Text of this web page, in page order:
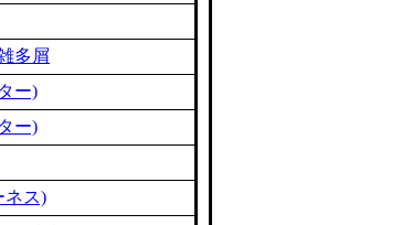
多屑
ー)
ー)
ネス)